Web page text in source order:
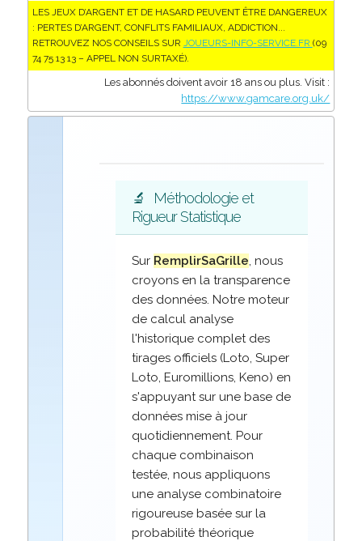
LES JEUX D’ARGENT ET DE HASARD PEUVENT ÊTRE DANGEREUX
: PERTES D’ARGENT, CONFLITS FAMILIAUX, ADDICTION...
RETROUVEZ NOS CONSEILS SUR JOUEURS-INFO-SERVICE.FR (09
74 75 13 13 – APPEL NON SURTAXÉ).
Les abonnés doivent avoir 18 ans ou plus. Visit :
https://www.gamcare.org.uk/
🔬
Méthodologie et
Rigueur Statistique
Sur RemplirSaGrille , nous
croyons en la transparence
des données. Notre moteur
de calcul analyse
l'historique complet des
tirages officiels (Loto, Super
Loto, Euromillions, Keno) en
s'appuyant sur une base de
données mise à jour
quotidiennement. Pour
chaque combinaison
testée, nous appliquons
une analyse combinatoire
rigoureuse basée sur la
probabilité théorique